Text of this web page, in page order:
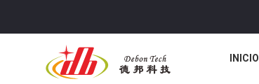
INICIO